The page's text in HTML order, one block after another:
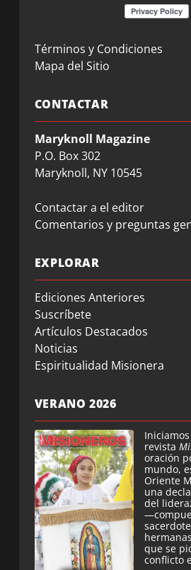
Términos y Condiciones
Mapa del Sitio
CONTACTAR
Maryknoll Magazine
P.O. Box 302
Maryknoll, NY 10545
Contactar a el editor
Comentarios y preguntas
EXPLORAR
Ediciones Anteriores
Suscríbete
Artículos Destacados
Noticias
Espiritualidad Misionera
VERANO 2026
revista
oración
mundo,
Oriente
una
del
que se
conflicto